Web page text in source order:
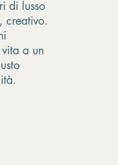
di lusso
creativo.
vita a un